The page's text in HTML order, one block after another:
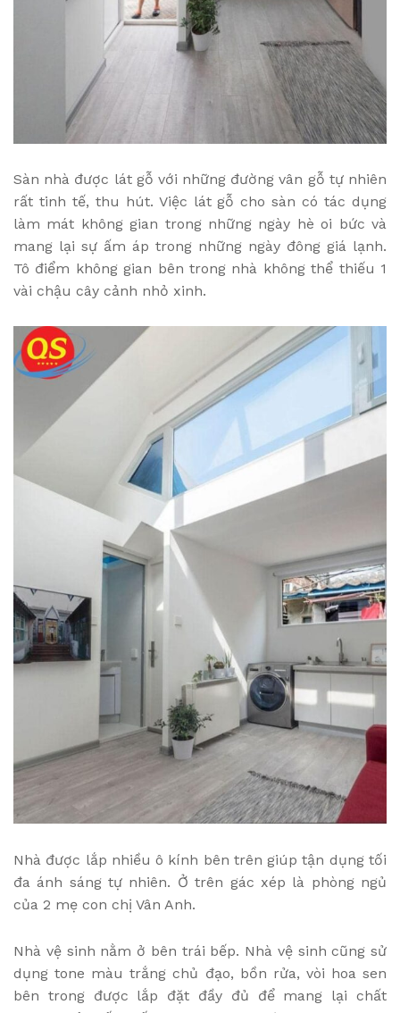
Sàn nhà được lát gỗ với những đường vân gỗ tự nhiên
rất tinh tế, thu hút. Việc lát gỗ cho sàn có tác dụng
làm mát không gian trong những ngày hè oi bức và
mang lại sự ấm áp trong những ngày đông giá lạnh.
Tô điểm không gian bên trong nhà không thể thiếu 1
vài chậu cây cảnh nhỏ xinh.
Nhà được lắp nhiều ô kính bên trên giúp tận dụng tối
đa ánh sáng tự nhiên. Ở trên gác xép là phòng ngủ
của 2 mẹ con chị Vân Anh.
Nhà vệ sinh nằm ở bên trái bếp. Nhà vệ sinh cũng sử
dụng tone màu trắng chủ đạo, bồn rửa, vòi hoa sen
bên trong được lắp đặt đầy đủ để mang lại chất